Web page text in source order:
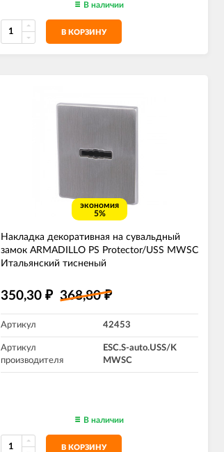
В наличии
В КОРЗИНУ
экономия
5%
Накладка декоративная на сувальдный
замок ARMADILLO PS Protector/USS MWSC
Итальянский тисненый
350,30 ₽ 368,80₽
Артикул 42453
Артикул
производителя
ESC.S-auto.USS/K
MWSC
В наличии
В КОРЗИНУ